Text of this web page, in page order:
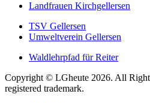
Landfrauen Kirchgellersen
TSV Gellersen
Umweltverein Gellersen
Waldlehrpfad für Reiter
Copyright © LGheute 2026. All
registered trademark.